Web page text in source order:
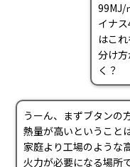
99MJ/
イナ
はこ
分け
く？
うーん、まずブタンの
熱量が高いということは
家庭より工場のような
火力が必要になる場所